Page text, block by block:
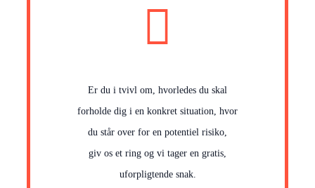
Er du i tvivl om, hvorledes du skal
forholde dig i en konkret situation, hvor
du står over for en potentiel risiko,
giv os et ring og vi tager en gratis,
uforpligtende snak.